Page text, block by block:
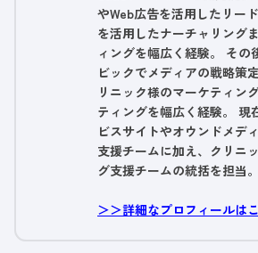
やWeb広告を活用したリー
を活用したナーチャリング
ィングを幅広く経験。 その
ビックでメディアの戦略策
リニック様のマーケティン
ティングを幅広く経験。 現
ビスサイトやオウンドメデ
支援チームに加え、クリニ
グ支援チームの統括を担当。
＞＞詳細なプロフィールは